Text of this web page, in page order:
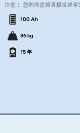
注意： 您的询盘将直接发送至
100 Ah
86 kg
15 年